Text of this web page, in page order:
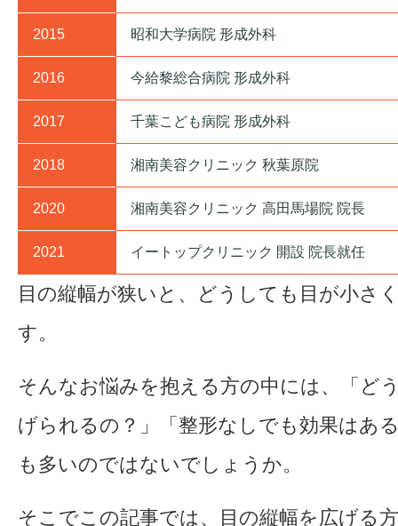
2015 昭和大学病院 形成外科
2016 今給黎総合病院 形成外科
2017 千葉こども病院 形成外科
2018 湘南美容クリニック 秋葉原院
2020 湘南美容クリニック 高田馬場院 院長
2021 イートップクリニック 開設 院長就任
目の縦幅が狭いと、どうしても目が小さ
す。
そんなお悩みを抱える方の中には、「ど
げられるの？」「整形なしでも効果はあ
も多いのではないでしょうか。
そこでこの記事では、目の縦幅を広げる